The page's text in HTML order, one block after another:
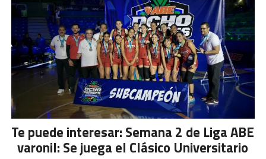
Te puede interesar: Semana 2 de Liga ABE
varonil: Se juega el Clásico Universitario